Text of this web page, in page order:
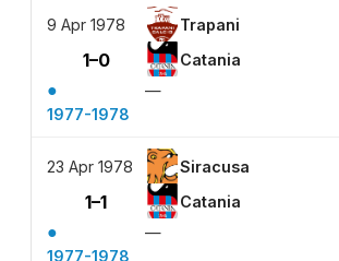
9 Apr 1978 Trapani
1–0 Catania
●
—
1977-1978
23 Apr 1978 Siracusa
1–1 Catania
●
—
1977-1978